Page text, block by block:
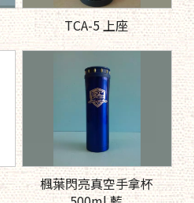
TCA-5 上座
楓葉閃亮真空手拿杯